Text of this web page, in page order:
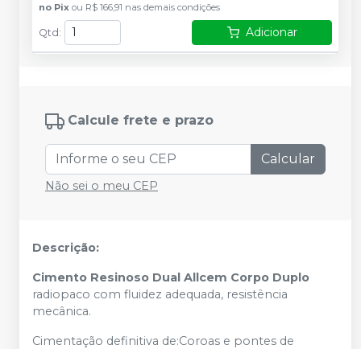
no Pix ou R$ 166,91 nas demais condições
Qtd: Adicionar
Calcule frete e prazo
Calcular
Não sei o meu CEP
Descrição:
Cimento Resinoso Dual Allcem Corpo Duplo
radiopaco com fluidez adequada, resistência
mecânica.
Cimentação definitiva de:Coroas e pontes de